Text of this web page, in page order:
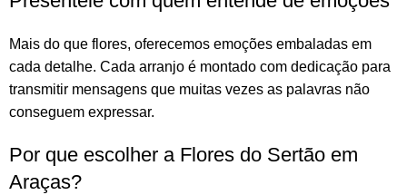
Mais do que flores, oferecemos emoções embaladas em
cada detalhe. Cada arranjo é montado com dedicação para
transmitir mensagens que muitas vezes as palavras não
conseguem expressar.
Por que escolher a Flores do Sertão em
Araças?